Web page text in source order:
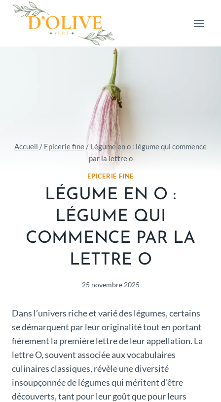
Aller
Accueil / Epicerie fine / Légume en o : légume qui commence
par la lettre o
EPICERIE FINE
LÉGUME EN O :
LÉGUME QUI
COMMENCE PAR LA
LETTRE O
25 novembre 2025
Dans l’univers riche et varié des légumes, certains
se démarquent par leur originalité tout en portant
fièrement la première lettre de leur appellation. La
lettre O, souvent associée aux vocabulaires
culinaires classiques, révèle une diversité
insoupçonnée de légumes qui méritent d’être
découverts, tant pour leur goût que pour leurs